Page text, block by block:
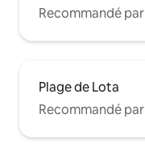
Recommandé
Plage de Lota
Recommandé